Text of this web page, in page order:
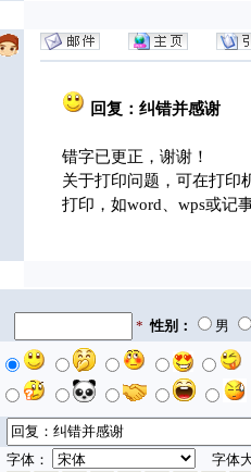
回复：纠错并感谢
错字已更正，谢谢！
关于打印问题，可在打印
打印，如word、wps或记
* 性别：
男
字体： 字体